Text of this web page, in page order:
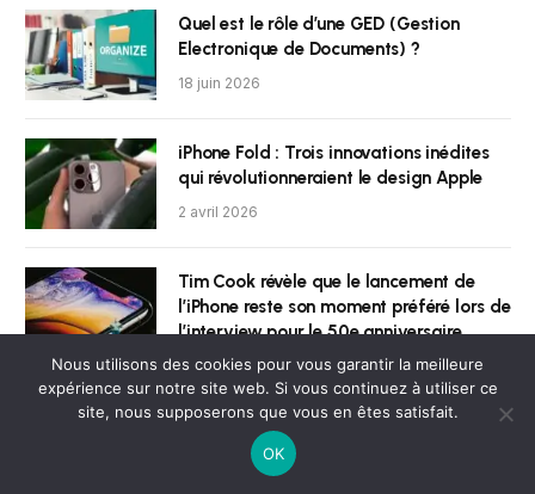
Quel est le rôle d’une GED (Gestion
Electronique de Documents) ?
18 juin 2026
iPhone Fold : Trois innovations inédites
qui révolutionneraient le design Apple
2 avril 2026
Tim Cook révèle que le lancement de
l’iPhone reste son moment préféré lors de
l’interview pour le 50e anniversaire
d’Apple
2 avril 2026
iOS 27 : une mise à jour majeure du
clavier en vue ?
Nous utilisons des cookies pour vous garantir la meilleure
expérience sur notre site web. Si vous continuez à utiliser ce
site, nous supposerons que vous en êtes satisfait.
OK